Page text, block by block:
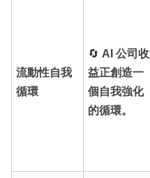
流動性自我
循環
🔄 AI 公司收
益正創造一
個自我強化
的循環。